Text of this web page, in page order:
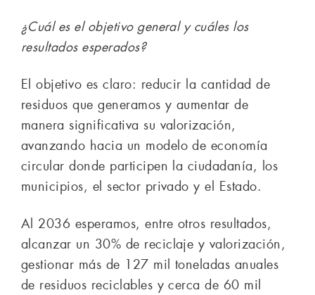
¿Cuál es el objetivo general y cuáles los
resultados esperados?
El objetivo es claro: reducir la cantidad de
residuos que generamos y aumentar de
manera significativa su valorización,
avanzando hacia un modelo de economía
circular donde participen la ciudadanía, los
municipios, el sector privado y el Estado.
Al 2036 esperamos, entre otros resultados,
alcanzar un 30% de reciclaje y valorización,
gestionar más de 127 mil toneladas anuales
de residuos reciclables y cerca de 60 mil